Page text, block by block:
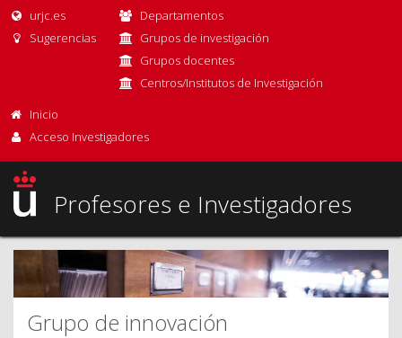
urjc.es
Sugerencias
Departamentos
Grupos de investigación
Grupos docentes
Centros/Institutos de Investigación
Inicio
Acceso Investigadores
Profesores e Investigadores
Grupo de innovación